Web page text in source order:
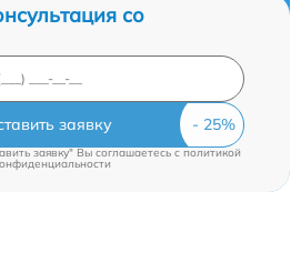
со
заявку
заявку" Вы соглашаетесь cполитикой